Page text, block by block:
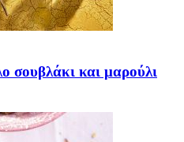
σουβλάκι και μαρούλι